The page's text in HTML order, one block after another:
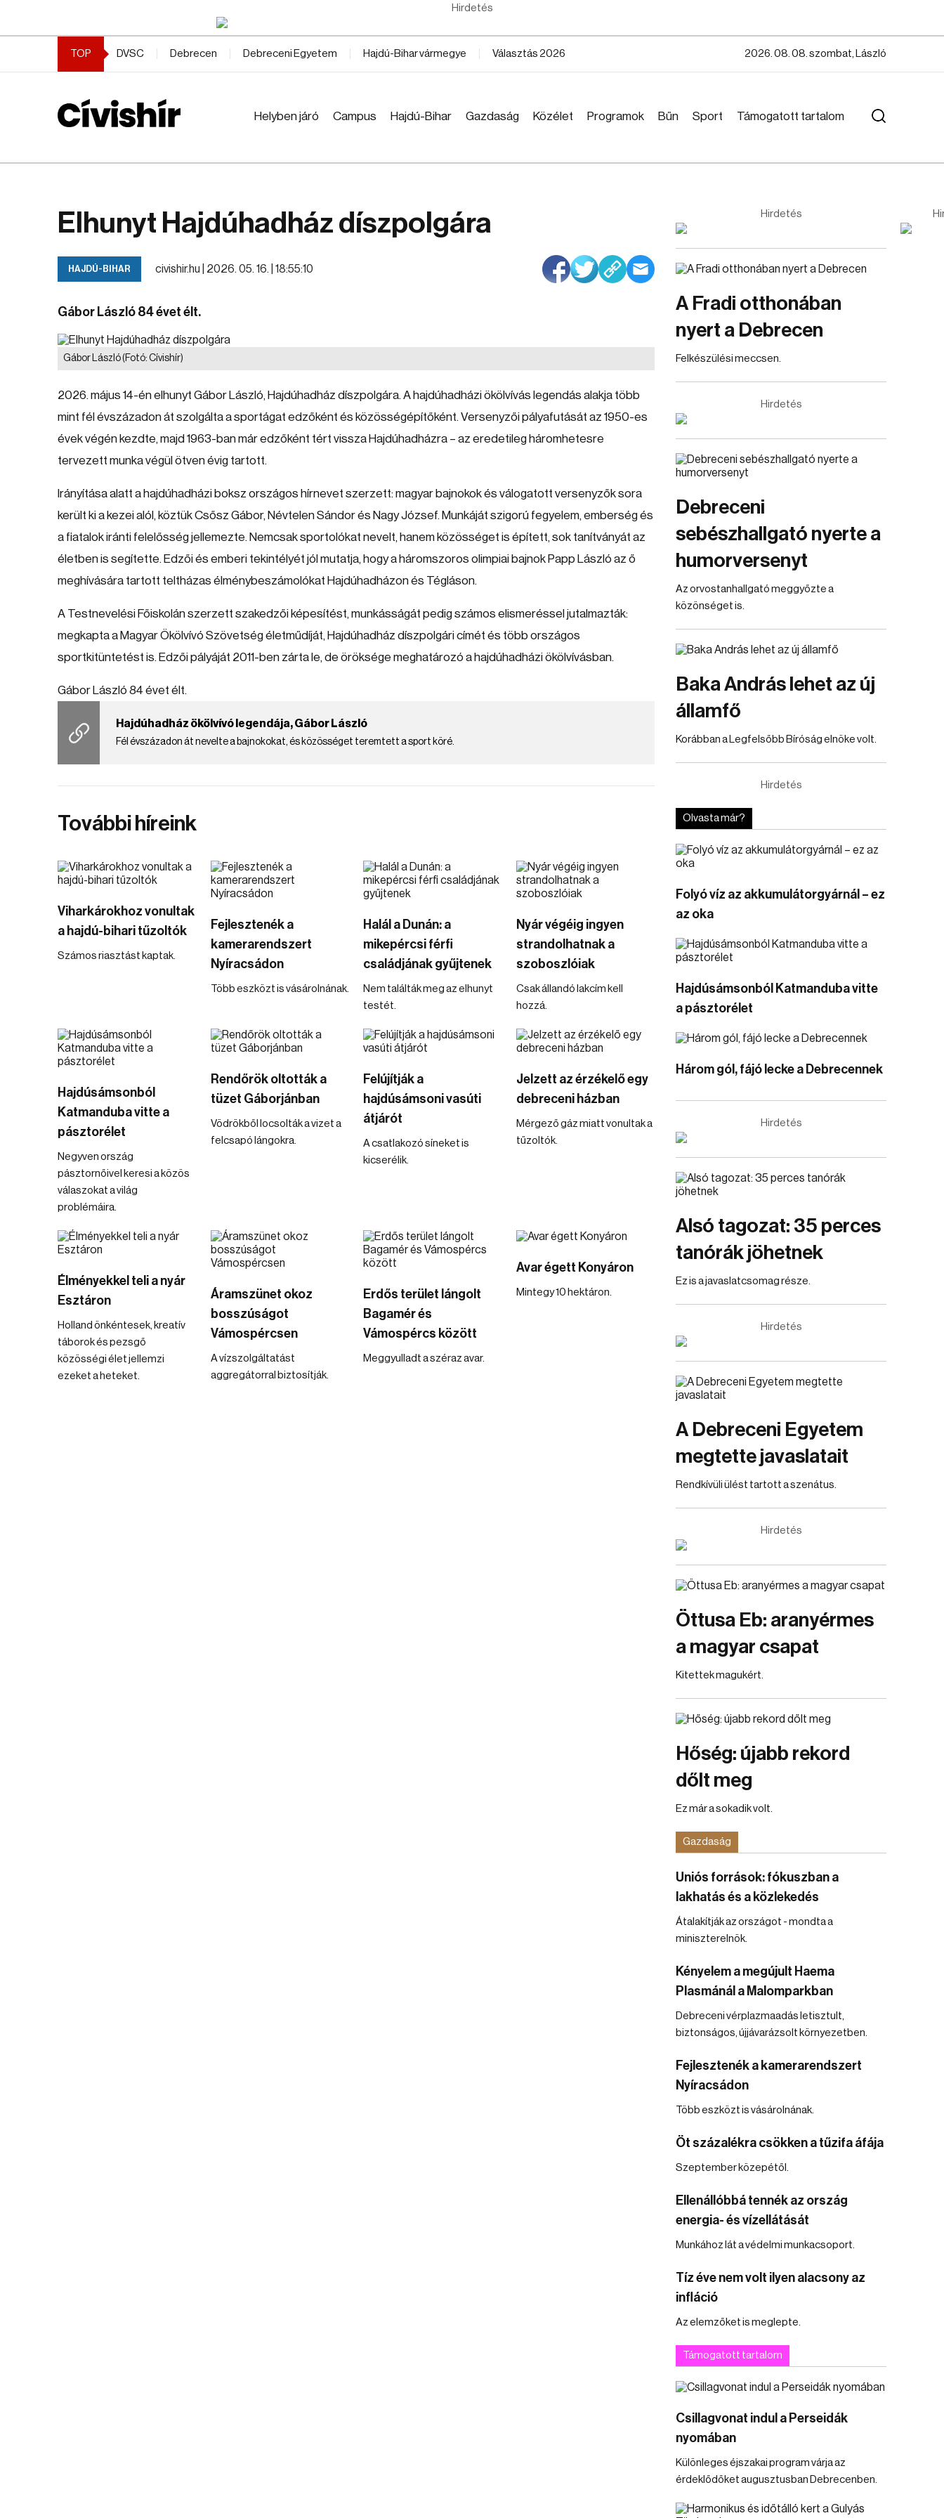
Hirdetés
TOP DVSC Debrecen Debreceni Egyetem Hajdú-Bihar vármegye Választás 2026 2026. 08. 08. szombat, László
Helyben járó Campus Hajdú-Bihar Gazdaság Közélet Programok Bűn Sport Támogatott tartalom
Elhunyt Hajdúhadház díszpolgára
HAJDÚ-BIHAR civishir.hu | 2026. 05. 16. | 18:55:10
Gábor László 84 évet élt.
Gábor László(Fotó: Cívishír)
2026. május 14-én elhunyt Gábor László, Hajdúhadház díszpolgára. A hajdúhadházi ökölvívás legendás alakja több
mint fél évszázadon át szolgálta a sportágat edzőként és közösségépítőként. Versenyzői pályafutását az 1950-es
évek végén kezdte, majd 1963-ban már edzőként tért vissza Hajdúhadházra – az eredetileg háromhetesre
tervezett munka végül ötven évig tartott.
Irányítása alatt a hajdúhadházi boksz országos hírnevet szerzett: magyar bajnokok és válogatott versenyzők sora
került ki a kezei alól, köztük Csősz Gábor, Névtelen Sándor és Nagy József. Munkáját szigorú fegyelem, emberség és
a fiatalok iránti felelősség jellemezte. Nemcsak sportolókat nevelt, hanem közösséget is épített, sok tanítványát az
életben is segítette. Edzői és emberi tekintélyét jól mutatja, hogy a háromszoros olimpiai bajnok Papp László az ő
meghívására tartott teltházas élménybeszámolókat Hajdúhadházon és Tégláson.
A Testnevelési Főiskolán szerzett szakedzői képesítést, munkásságát pedig számos elismeréssel jutalmazták:
megkapta a Magyar Ökölvívó Szövetség életműdíját, Hajdúhadház díszpolgári címét és több országos
sportkitüntetést is. Edzői pályáját 2011-ben zárta le, de öröksége meghatározó a hajdúhadházi ökölvívásban.
Gábor László 84 évet élt.
Hajdúhadház ökölvívó legendája, Gábor László
Fél évszázadon át nevelte a bajnokokat, és közösséget teremtett a sport köré.
További híreink
Viharkárokhoz vonultak
a hajdú-bihari tűzoltók
Számos riasztást kaptak.
Fejlesztenék a
kamerarendszert
Nyíracsádon
Több eszközt is vásárolnának.
Halál a Dunán: a
mikepércsi férfi
családjának gyűjtenek
Nem találták meg az elhunyt
testét.
Nyár végéig ingyen
strandolhatnak a
szoboszlóiak
Csak állandó lakcím kell
hozzá.
Hajdúsámsonból
Katmanduba vitte a
pásztorélet
Negyven ország
pásztornőivel keresi a közös
válaszokat a világ
problémáira.
Rendőrök oltották a
tüzet Gáborjánban
Vödrökből locsolták a vizet a
felcsapó lángokra.
Felújítják a
hajdúsámsoni vasúti
átjárót
A csatlakozó síneket is
kicserélik.
Jelzett az érzékelő egy
debreceni házban
Mérgező gáz miatt vonultak a
tűzoltók.
Élményekkel teli a nyár
Esztáron
Holland önkéntesek, kreatív
táborok és pezsgő
közösségi élet jellemzi
ezeket a heteket.
Áramszünet okoz
bosszúságot
Vámospércsen
A vízszolgáltatást
aggregátorral biztosítják.
Erdős terület lángolt
Bagamér és
Vámospércs között
Meggyulladt a széraz avar.
Avar égett Konyáron
Mintegy 10 hektáron.
Hirdetés
A Fradi otthonában
nyert a Debrecen
Felkészülési meccsen.
Hirdetés
Debreceni
sebészhallgató nyerte a
humorversenyt
Az orvostanhallgató meggyőzte a
közönséget is.
Baka András lehet az új
államfő
Korábban a Legfelsőbb Bíróság elnöke volt.
Hirdetés
Olvasta már?
Folyó víz az akkumulátorgyárnál – ez
az oka
Hajdúsámsonból Katmanduba vitte
a pásztorélet
Három gól, fájó lecke a Debrecennek
Hirdetés
Alsó tagozat: 35 perces
tanórák jöhetnek
Ez is a javaslatcsomag része.
Hirdetés
A Debreceni Egyetem
megtette javaslatait
Rendkívüli ülést tartott a szenátus.
Hirdetés
Öttusa Eb: aranyérmes
a magyar csapat
Kitettek magukért.
Hőség: újabb rekord
dőlt meg
Ez már a sokadik volt.
Gazdaság
Uniós források: fókuszban a
lakhatás és a közlekedés
Átalakítják az országot - mondta a
miniszterelnök.
Kényelem a megújult Haema
Plasmánál a Malomparkban
Debreceni vérplazmaadás letisztult,
biztonságos, újjávarázsolt környezetben.
Fejlesztenék a kamerarendszert
Nyíracsádon
Több eszközt is vásárolnának.
Öt százalékra csökken a tűzifa áfája
Szeptember közepétől.
Ellenállóbbá tennék az ország
energia- és vízellátását
Munkához lát a védelmi munkacsoport.
Tíz éve nem volt ilyen alacsony az
infláció
Az elemzőket is meglepte.
Támogatott tartalom
Csillagvonat indul a Perseidák
nyomában
Különleges éjszakai program várja az
érdeklődőket augusztusban Debrecenben.